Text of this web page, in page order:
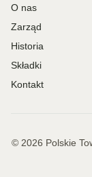
O nas
Zarząd
Historia
Składki
Kontakt
© 2026 Polskie